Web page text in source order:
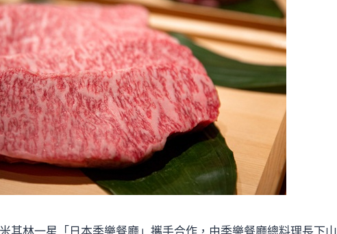
其林一星「日本季樂餐廳」攜手合作，由季樂餐廳總料理長下山